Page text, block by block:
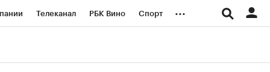
Телеканал РБК Вино Спорт ...